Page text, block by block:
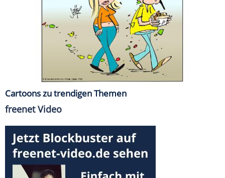
Cartoons zu trendigen Themen
freenet Video